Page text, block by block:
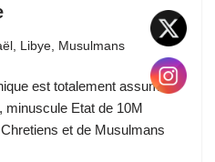
Libye Musulmans
est totalement assumée.
minuscule Etat de 10M
et de Musulmans